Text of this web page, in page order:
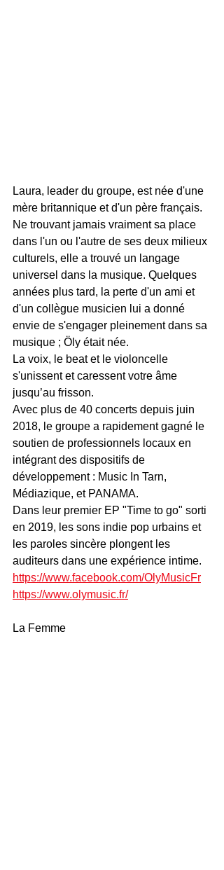
Laura, leader du groupe, est née d'une
mère britannique et d'un père français.
Ne trouvant jamais vraiment sa place
dans l'un ou l'autre de ses deux milieux
culturels, elle a trouvé un langage
universel dans la musique. Quelques
années plus tard, la perte d'un ami et
d'un collègue musicien lui a donné
envie de s'engager pleinement dans sa
musique ; Öly était née.
La voix, le beat et le violoncelle
s'unissent et caressent votre âme
jusqu’au frisson.
Avec plus de 40 concerts depuis juin
2018, le groupe a rapidement gagné le
soutien de professionnels locaux en
intégrant des dispositifs de
développement : Music In Tarn,
Médiazique, et PANAMA.
Dans leur premier EP "Time to go" sorti
en 2019, les sons indie pop urbains et
les paroles sincère plongent les
auditeurs dans une expérience intime.
https://www.facebook.com/OlyMusicFr
https://www.olymusic.fr/
La Femme